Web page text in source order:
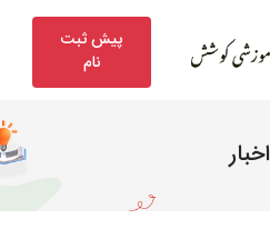
پیش ثبت
نام
اخبار